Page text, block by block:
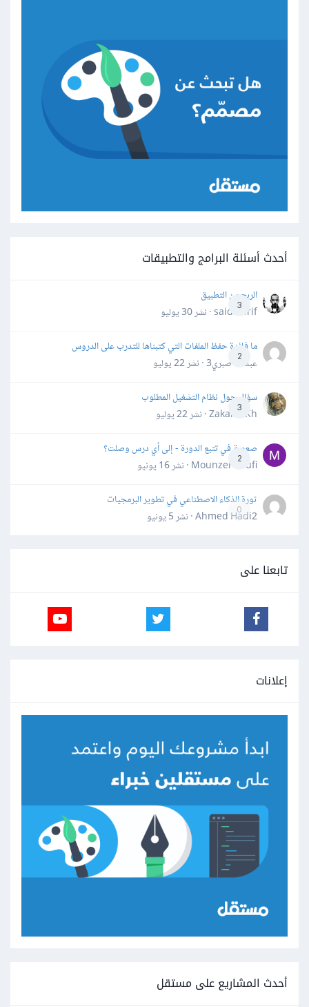
أحدث أسئلة البرامج والتطبيقات
3
الربح من التطبيق
said darif · نشر
30 يوليو
2
ما فائدة حفظ الملفات التي كتبناها للتدرب على الدروس
عبدالله صبري3 · نشر
22 يوليو
3
سؤال حول نظام التشغيل المطلوب
Zakaria Kh · نشر
22 يوليو
2
صعوبة في تتبع الدورة - إلى أي درس وصلت؟
Mounzer Soufi · نشر
16 يونيو
0
ثورة الذكاء الاصطناعي في تطوير البرمجيات
Ahmed Hadi2 · نشر
5 يونيو
تابعنا على
إعلانات
أحدث المشاريع على مستقل